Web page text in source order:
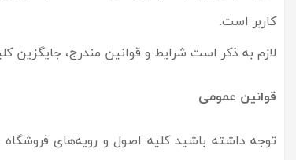
کاربر است.
لازم به ذکر است شرایط و قوانین مندرج،
قوانین عمومی
توجه داشته باشید کلیه اصول و رویه‏‌های